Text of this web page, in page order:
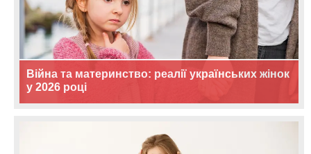
Війна та материнство: реалії українських жінок
у 2026 році